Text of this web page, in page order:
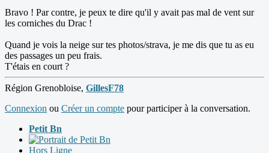
Bravo ! Par contre, je peux te dire qu'il y avait pas mal de vent sur
les corniches du Drac !
Quand je vois la neige sur tes photos/strava, je me dis que tu as eu
des passages un peu frais.
T'étais en court ?
Région Grenobloise, GillesF78
Connexion ou Créer un compte pour participer à la conversation.
Petit Bn
Hors Ligne